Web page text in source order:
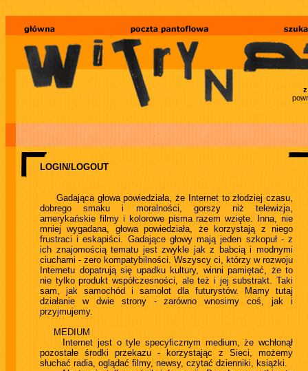
LOGIN/LOGOUT
Gadająca głowa powiedziała, że Internet to złodziej czasu,
dobrego smaku i moralności, gorszy niż telewizja,
amerykańskie filmy i kolorowe pisma razem wzięte. Inna, nie
mniej wygadana, głowa powiedziała, że korzystają z niego
frustraci i eskapiści. Gadające głowy mają jeden szkopuł - z
ich znajomością tematu jest zwykle jak z babcią i modnymi
ciuchami - zero kompatybilności. Wszyscy ci, którzy w rozwoju
Internetu dopatrują się upadku kultury, winni pamiętać, że to
nie tylko produkt współczesności, ale też i jej substrakt. Taki
sam, jak samochód i samolot dla futurystów. Mamy tutaj
działanie w dwie strony - zarówno wnosimy coś, jak i
przyjmujemy.
MEDIUM
Internet jest o tyle specyficznym medium, że wchłonął
pozostałe środki przekazu - korzystając z Sieci, możemy
słuchać radia, oglądać filmy, newsy, czytać dzienniki, książki.